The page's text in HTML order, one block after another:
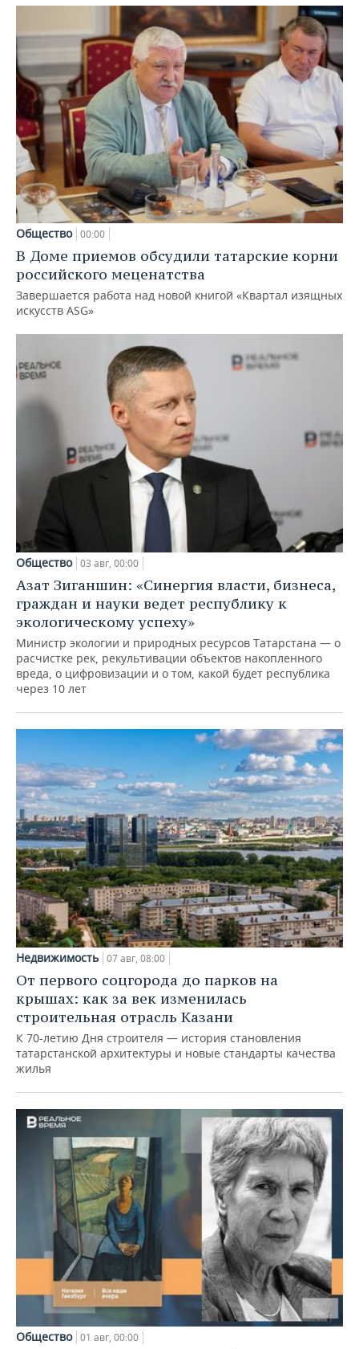
Общество 00:00
В Доме приемов обсудили татарские корни
российского меценатства
Завершается работа над новой книгой «Квартал изящных
искусств ASG»
Общество 03 авг, 00:00
Азат Зиганшин: «Синергия власти, бизнеса,
граждан и науки ведет республику к
экологическому успеху»
Министр экологии и природных ресурсов Татарстана — о
расчистке рек, рекультивации объектов накопленного
вреда, о цифровизации и о том, какой будет республика
через 10 лет
Недвижимость 07 авг, 08:00
От первого соцгорода до парков на
крышах: как за век изменилась
строительная отрасль Казани
К 70-летию Дня строителя — история становления
татарстанской архитектуры и новые стандарты качества
жилья
Общество 01 авг, 00:00